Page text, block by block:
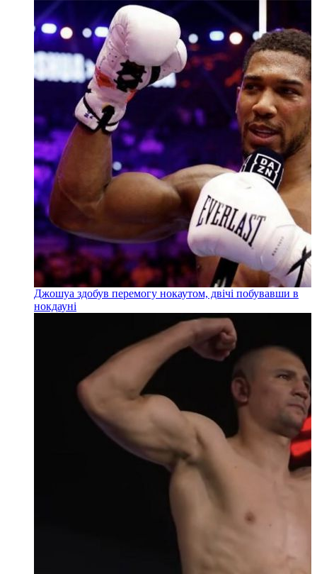
Джошуа здобув перемогу нокаутом, двічі побувавши в
нокдауні